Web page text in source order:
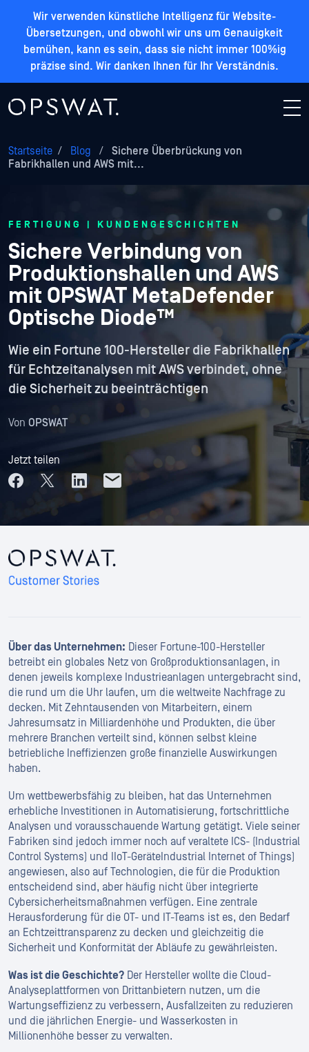
Wir verwenden künstliche Intelligenz für Website-
Übersetzungen, und obwohl wir uns um Genauigkeit
bemühen, kann es sein, dass sie nicht immer 100%ig
präzise sind. Wir danken Ihnen für Ihr Verständnis.
Startseite / Blog /
Sichere Überbrückung von
Fabrikhallen und AWS mit...
FERTIGUNG | KUNDENGESCHICHTEN
Sichere Verbindung von
Produktionshallen und AWS
mit OPSWAT MetaDefender
Optische Diode™
Wie ein Fortune 100-Hersteller die Fabrikhallen
für Echtzeitanalysen mit AWS verbindet, ohne
die Sicherheit zu beeinträchtigen
Von OPSWAT
Jetzt teilen
Über das Unternehmen: Dieser Fortune-100-Hersteller
betreibt ein globales Netz von Großproduktionsanlagen, in
denen jeweils komplexe Industrieanlagen untergebracht sind,
die rund um die Uhr laufen, um die weltweite Nachfrage zu
decken. Mit Zehntausenden von Mitarbeitern, einem
Jahresumsatz in Milliardenhöhe und Produkten, die über
mehrere Branchen verteilt sind, können selbst kleine
betriebliche Ineffizienzen große finanzielle Auswirkungen
haben.
Um wettbewerbsfähig zu bleiben, hat das Unternehmen
erhebliche Investitionen in Automatisierung, fortschrittliche
Analysen und vorausschauende Wartung getätigt. Viele seiner
Fabriken sind jedoch immer noch auf veraltete ICS- (Industrial
Control Systems) und IIoT-GeräteIndustrial Internet of Things)
angewiesen, also auf Technologien, die für die Produktion
entscheidend sind, aber häufig nicht über integrierte
Cybersicherheitsmaßnahmen verfügen. Eine zentrale
Herausforderung für die OT- und IT-Teams ist es, den Bedarf
an Echtzeittransparenz zu decken und gleichzeitig die
Sicherheit und Konformität der Abläufe zu gewährleisten.
Was ist die Geschichte? Der Hersteller wollte die Cloud-
Analyseplattformen von Drittanbietern nutzen, um die
Wartungseffizienz zu verbessern, Ausfallzeiten zu reduzieren
und die jährlichen Energie- und Wasserkosten in
Millionenhöhe besser zu verwalten.